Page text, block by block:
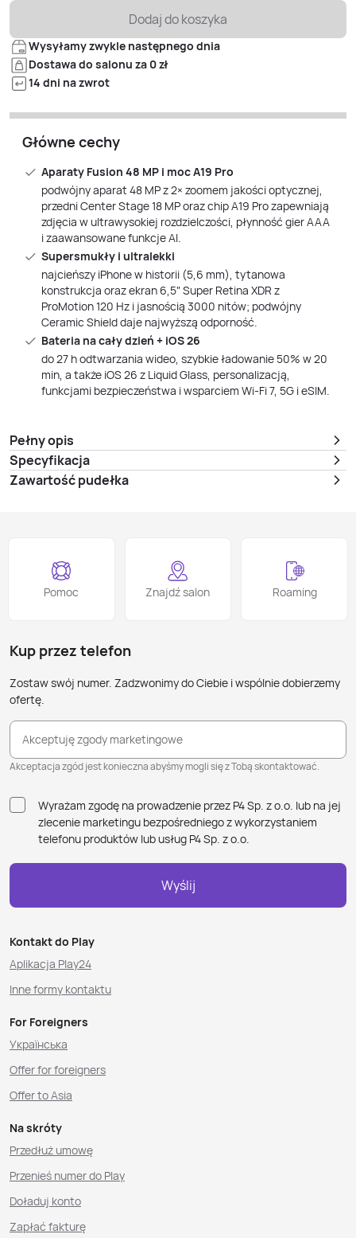
Dodaj do koszyka
Wysyłamy zwykle następnego dnia
Dostawa do salonu za 0 zł
14 dni na zwrot
Główne cechy
Aparaty Fusion 48 MP i moc A19 Pro
podwójny aparat 48 MP z 2× zoomem jakości optycznej,
przedni Center Stage 18 MP oraz chip A19 Pro zapewniają
zdjęcia w ultrawysokiej rozdzielczości, płynność gier AAA
i zaawansowane funkcje AI.
Supersmukły i ultralekki
najcieńszy iPhone w historii (5,6 mm), tytanowa
konstrukcja oraz ekran 6,5" Super Retina XDR z
ProMotion 120 Hz i jasnością 3000 nitów; podwójny
Ceramic Shield daje najwyższą odporność.
Bateria na cały dzień + iOS 26
do 27 h odtwarzania wideo, szybkie ładowanie 50% w 20
min, a także iOS 26 z Liquid Glass, personalizacją,
funkcjami bezpieczeństwa i wsparciem Wi‑Fi 7, 5G i eSIM.
Pełny opis
Specyfikacja
Zawartość pudełka
Pomoc Znajdź salon Roaming
Kup przez telefon
Zostaw swój numer. Zadzwonimy do Ciebie i wspólnie dobierzemy
ofertę.
Akceptuję zgody marketingowe
Akceptacja zgód jest konieczna abyśmy mogli się z Tobą skontaktować.
Wyrażam zgodę na prowadzenie przez P4 Sp. z o.o. lub na jej
zlecenie marketingu bezpośredniego z wykorzystaniem
telefonu produktów lub usług P4 Sp. z o.o.
Wyślij
Kontakt do Play
Aplikacja Play24
Inne formy kontaktu
For Foreigners
Українська
Offer for foreigners
Offer to Asia
Na skróty
Przedłuż umowę
Przenieś numer do Play
Doładuj konto
Zapłać fakturę